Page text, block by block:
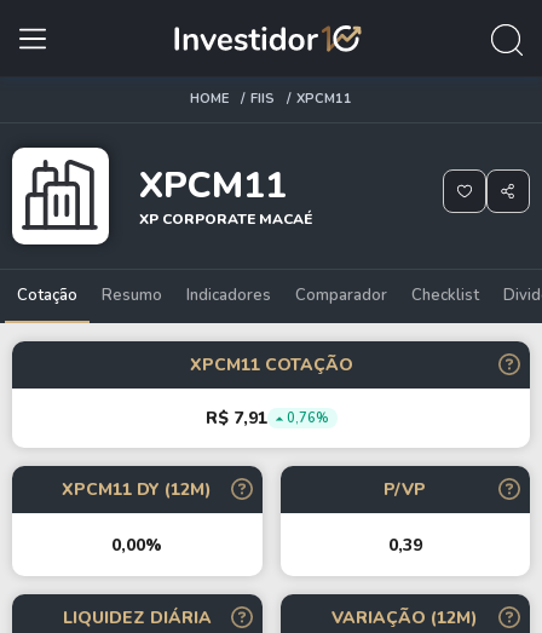
HOME FIIS XPCM11
XPCM11
XP CORPORATE MACAÉ
Cotação Resumo Indicadores Comparador Checklist
XPCM11 COTAÇÃO
R$ 7,91 0,76%
XPCM11 DY (12M)
0,00%
P/VP
0,39
LIQUIDEZ DIÁRIA VARIAÇÃO (12M)